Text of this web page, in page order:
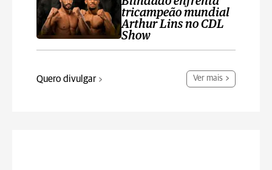
tricampeão mundial
Arthur Lins no CDL
Show
Quero divulgar Ver mais